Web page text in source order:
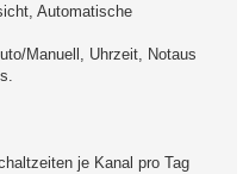
Automatische
Manuell, Uhrzeit, Notaus
je Kanal pro Tag